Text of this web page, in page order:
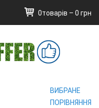
0товарів – 0 грн
ВИБРАНЕ
ПОРІВНЯННЯ